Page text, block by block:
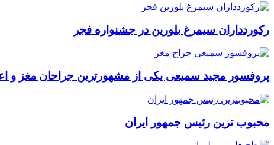
رکوردداران سیمرغ بلورین در جشنواره فجر
پروفسور مجید سمیعی یکی از مشهورترین جراحان مغز و
محبوب ترین رئیس جمهور ایران